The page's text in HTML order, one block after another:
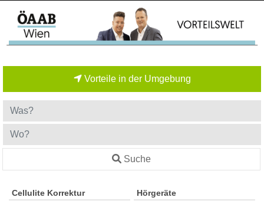
Vorteile in der Umgebung
Suche
Cellulite Korrektur Hörgeräte